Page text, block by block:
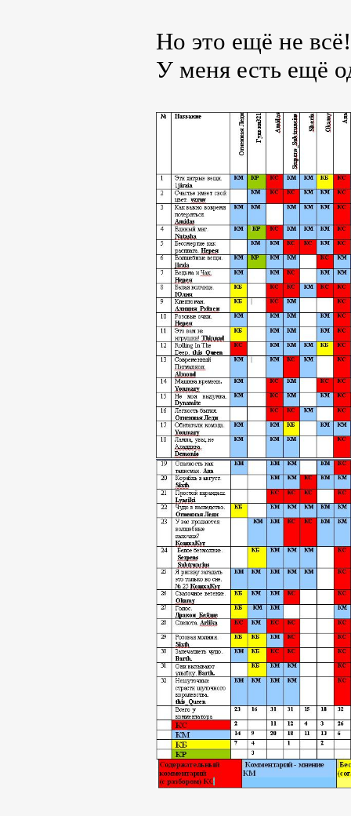
Но это ещё не всё!
У меня есть ещё